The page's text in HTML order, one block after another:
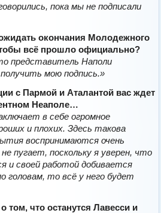
пока мы не подписали
окончания Молодежного
всё прошло официально?
представитель Наполи
мою подпись.»
с Пармой и Аталантой вас ждет
Неаполе…
в себе огромное
и плохих. Здесь такова
воспринимаются очень
пугает, поскольку я уверен, что
и своей работой добивается
головам, то всё у него будет
том, что останутся Лавесси и